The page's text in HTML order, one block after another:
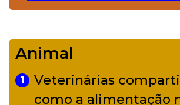
Camerata tem
diverso a partir de R$
Adriana Calcanhotto
Animal
1
Veterinárias
como a alimentação